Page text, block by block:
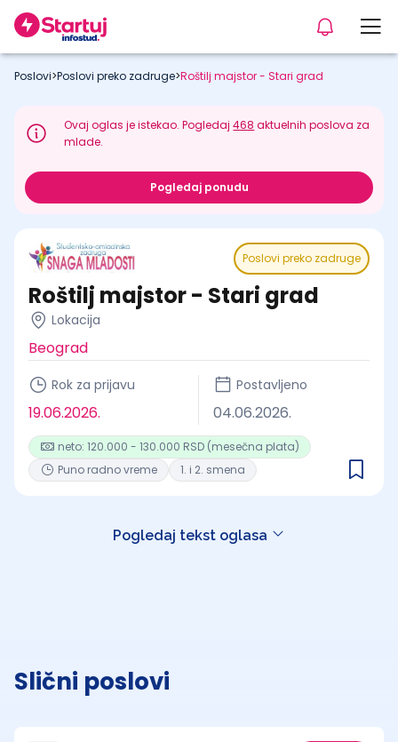
Poslovi>Poslovi preko zadruge>Roštilj majstor - Stari grad
Ovaj oglas je istekao. Pogledaj468 aktuelnih poslova za
mlade.
Pogledaj ponudu
Poslovi preko zadruge
Roštilj majstor - Stari grad
Lokacija
Beograd
Rok za prijavu
19.06.2026.
Postavljeno
04.06.2026.
neto: 120.000 - 130.000 RSD (mesečna plata)
Puno radno vreme
1. i 2. smena
Pogledaj tekst oglasa
Slični poslovi